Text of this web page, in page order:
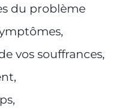
du problème
vos souffrances,